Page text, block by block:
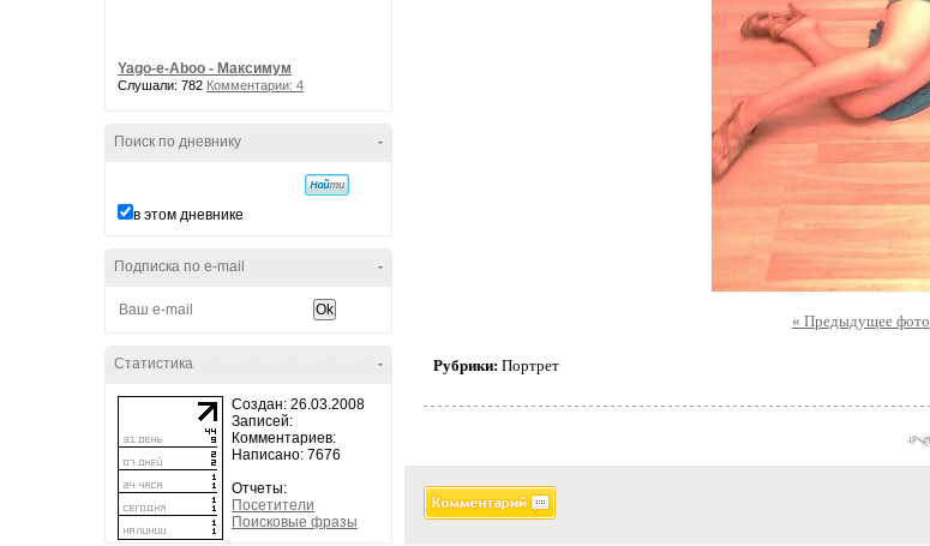
Yago-e-Aboo - Максимум
Слушали: 782 Комментарии: 4
-
Поиск по дневнику
в этом дневнике
-
Подписка по e-mail
-
Статистика
Создан: 26.03.2008
Записей:
Комментариев:
Написано: 7676
Отчеты:
Посетители
Поисковые фразы
« Предыдущее фото
Рубрики: Портрет